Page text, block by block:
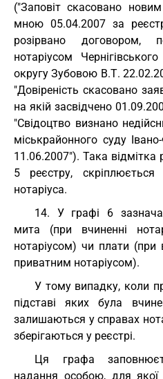
("Заповіт скасовано
мною 05.04.2007 за
розірвано договором,
нотаріусом
округу Зубовою В.Т.
"Довіреність скасовано
на якій засвідчено
"Свідоцтво визнано
міськрайонного суду
11.06.2007"). Така
5 реєстру,
нотаріуса.
14. У графі 6
мита (при вчиненні
нотаріусом) чи плати (при
приватним нотаріусом).
У тому випадку, коли
підставі яких була
залишаються у справах
зберігаються у реєстрі.
Ця графа
надання особою, для якої